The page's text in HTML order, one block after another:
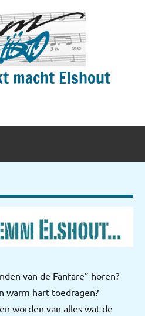
macht Elshout
van de Fanfare” horen?
warm hart toedragen?
worden van alles wat de